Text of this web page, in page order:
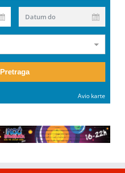
Datum do
Pretraga
Avio karte